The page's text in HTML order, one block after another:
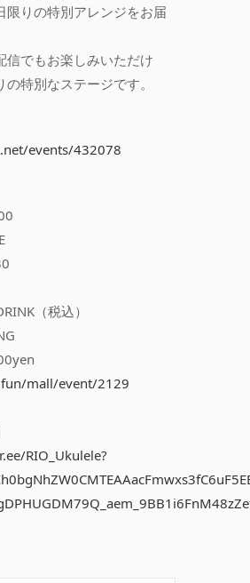
限りの特別アレンジをお届
信でもお楽しみいただけ
の特別なステージです。
events/432078
（税込）
mall/event/2129
RIO_Ukulele?